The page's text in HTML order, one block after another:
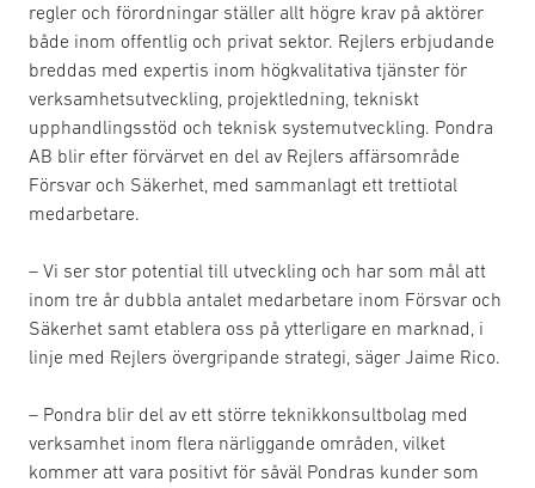
regler och förordningar ställer allt högre krav på aktörer
både inom offentlig och privat sektor. Rejlers erbjudande
breddas med expertis inom högkvalitativa tjänster för
verksamhetsutveckling, projektledning, tekniskt
upphandlingsstöd och teknisk systemutveckling. Pondra
AB blir efter förvärvet en del av Rejlers affärsområde
Försvar och Säkerhet, med sammanlagt ett trettiotal
medarbetare.
– Vi ser stor potential till utveckling och har som mål att
inom tre år dubbla antalet medarbetare inom Försvar och
Säkerhet samt etablera oss på ytterligare en marknad, i
linje med Rejlers övergripande strategi, säger Jaime Rico.
– Pondra blir del av ett större teknikkonsultbolag med
verksamhet inom flera närliggande områden, vilket
kommer att vara positivt för såväl Pondras kunder som